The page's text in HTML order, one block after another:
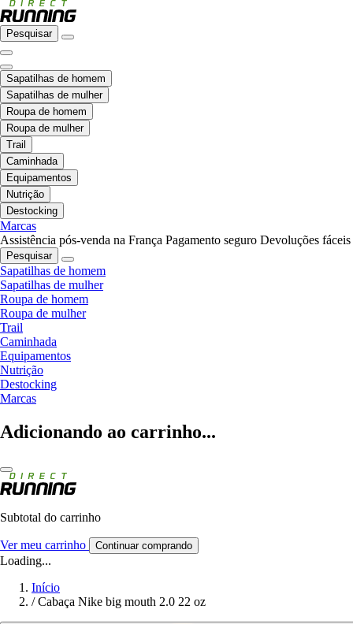
Pesquisar
Sapatilhas de homem
Sapatilhas de mulher
Roupa de homem
Roupa de mulher
Trail
Caminhada
Equipamentos
Nutrição
Destocking
Marcas
Assistência pós-venda na França Pagamento seguro Devoluções fáceis
Pesquisar
Sapatilhas de homem
Sapatilhas de mulher
Roupa de homem
Roupa de mulher
Trail
Caminhada
Equipamentos
Nutrição
Destocking
Marcas
Adicionando ao carrinho...
Subtotal do carrinho
Ver meu carrinho Continuar comprando
Loading...
Início
/ Cabaça Nike big mouth 2.0 22 oz